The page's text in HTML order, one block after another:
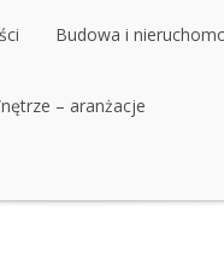
Budowa i
Budowa i
– aranżacje